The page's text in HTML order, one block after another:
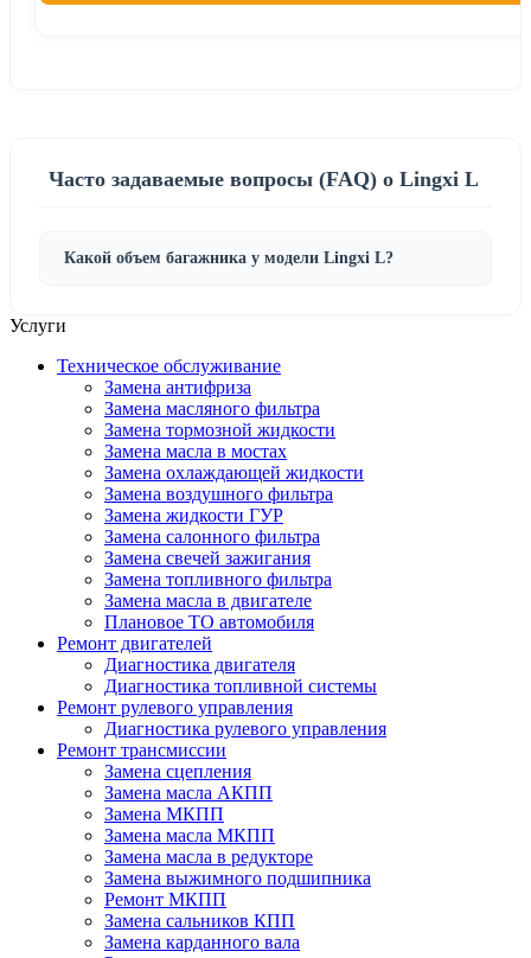
Часто задаваемые вопросы (FAQ) о Lingxi L
Какой объем багажника у модели Lingxi L?
Услуги
Техническое обслуживание
Замена антифриза
Замена масляного фильтра
Замена тормозной жидкости
Замена масла в мостах
Замена охлаждающей жидкости
Замена воздушного фильтра
Замена жидкости ГУР
Замена салонного фильтра
Замена свечей зажигания
Замена топливного фильтра
Замена масла в двигателе
Плановое ТО автомобиля
Ремонт двигателей
Диагностика двигателя
Диагностика топливной системы
Ремонт рулевого управления
Диагностика рулевого управления
Ремонт трансмиссии
Замена сцепления
Замена масла АКПП
Замена МКПП
Замена масла МКПП
Замена масла в редукторе
Замена выжимного подшипника
Ремонт МКПП
Замена сальников КПП
Замена карданного вала